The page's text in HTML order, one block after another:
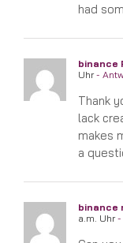
had
binance
Uhr-
Thank
lack
makes
a
binance
a.m. Uhr-